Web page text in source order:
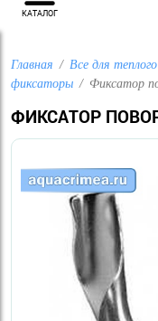
КАТАЛОГ
Главная Все для
фиксаторы
Фиксатор
ФИКСАТОР